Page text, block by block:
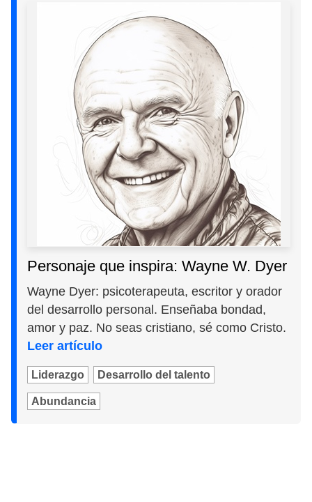
Personaje que inspira: Wayne W. Dyer
Wayne Dyer: psicoterapeuta, escritor y orador
del desarrollo personal. Enseñaba bondad,
amor y paz. No seas cristiano, sé como Cristo.
Leer artículo
Liderazgo Desarrollo del talento
Abundancia